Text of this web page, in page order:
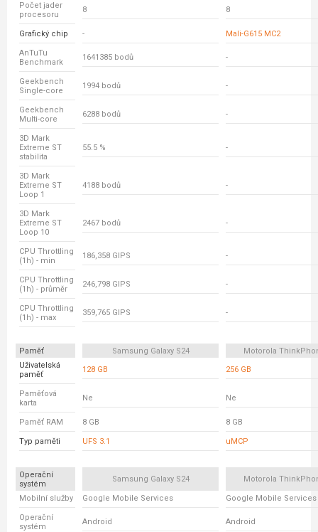
Počet jader
procesoru
8 8
Grafický chip - Mali-G615 MC2
AnTuTu
Benchmark
1641385 bodů -
Geekbench
Single-core
1994 bodů -
Geekbench
Multi-core
6288 bodů -
3D Mark
Extreme ST
stabilita
55.5 % -
3D Mark
Extreme ST
Loop 1
4188 bodů -
3D Mark
Extreme ST
Loop 10
2467 bodů -
CPU Throttling
(1h) - min
186,358 GIPS -
CPU Throttling
(1h) - průměr
246,798 GIPS -
CPU Throttling
(1h) - max
359,765 GIPS -
Paměť Samsung Galaxy S24
Motorola
Uživatelská
paměť
128 GB 256 GB
Paměťová
karta
Ne Ne
Paměť RAM 8 GB 8 GB
Typ paměti UFS 3.1 uMCP
Operační
systém
Samsung Galaxy S24 Motorola
Mobilní služby Google Mobile Services Google Mobile Services
Operační
systém
Android Android